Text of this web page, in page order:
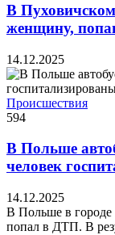
В
женщину,
14.12.2025
Происшествия
594
В Польше
человек
14.12.2025
В Польше в городе
попал в ДТП. В